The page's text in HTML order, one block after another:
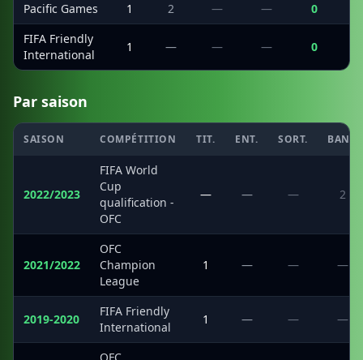
Pacific Games 1 2 — — 0
FIFA Friendly
International
1 — — — 0
Par saison
SAISON COMPÉTITION TIT. ENT. SORT. BANC
2022/2023
FIFA World
Cup
qualification -
OFC
— — — 2
2021/2022
OFC
Champion
League
1 — — —
2019-2020
FIFA Friendly
International
1 — — —